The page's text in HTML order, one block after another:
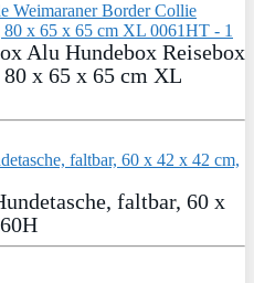
Alu Hundebox Reisebox
x 65 x 65 cm XL
faltbar, 60 x